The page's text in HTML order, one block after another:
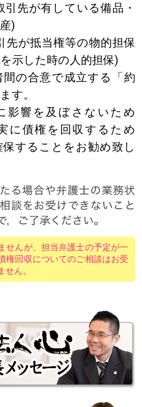
引先が有している備品・
)
先が抵当権等の物的担保
示した時の人的担保)
間の合意で成立する「約
す。
影響を及ぼさないため
に債権を回収するため
することをお勧め致し
せんが、担当弁護士の予定が一
権回収についてのご相談はお受
ん。